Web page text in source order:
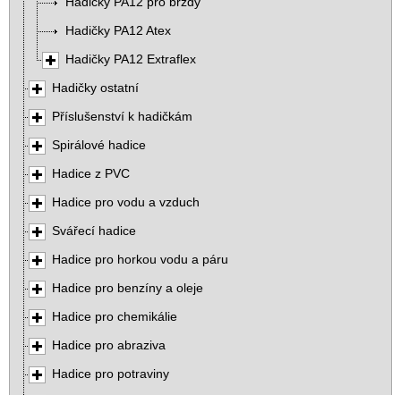
Hadičky PA12 Atex
Hadičky PA12 Extraflex
Hadičky ostatní
Příslušenství k hadičkám
Spirálové hadice
Hadice z PVC
Hadice pro vodu a vzduch
Svářecí hadice
Hadice pro horkou vodu a páru
Hadice pro benzíny a oleje
Hadice pro chemikálie
Hadice pro abraziva
Hadice pro potraviny